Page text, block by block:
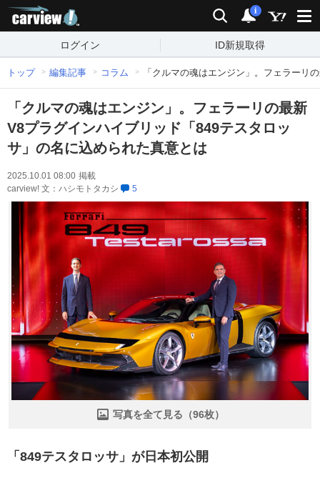
検索 通知
i
ログイン ID新規取得
トップ 編集記事 コラム 「クルマの魂はエンジン」。フェラーリ
「クルマの魂はエンジン」。フェラーリの最新
V8プラグインハイブリッド「849テスタロッ
サ」の名に込められた真意とは
2025.10.01 08:00 掲載
carview! 文：ハシモトタカシ
5
写真を全て見る（96枚）
「849テスタロッサ」が日本初公開